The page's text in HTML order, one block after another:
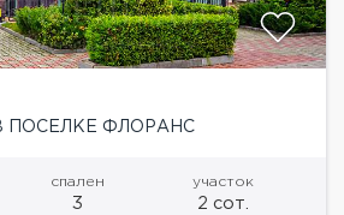
ПОСЕЛКЕ ФЛОРАНС
спален
3
участок
2 сот.